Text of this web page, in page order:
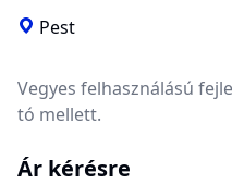
Pest
Vegyes felhasználású
tó mellett.
Ár kérésre